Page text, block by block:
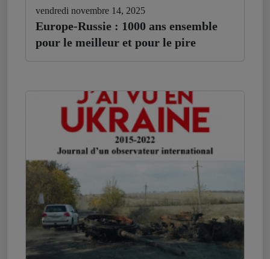
vendredi novembre 14, 2025
Europe-Russie : 1000 ans ensemble
pour le meilleur et pour le pire